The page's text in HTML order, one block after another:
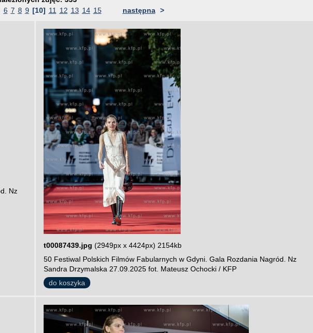
6 7 8 9 [10] 11 12 13 14 15 następna >
Nz
t00087439.jpg (2949px x 4424px) 2154kb
50 Festiwal Polskich Filmów Fabularnych w Gdyni. Gala Rozdania Nagród. Nz
Sandra Drzymalska 27.09.2025 fot. Mateusz Ochocki / KFP
do koszyka